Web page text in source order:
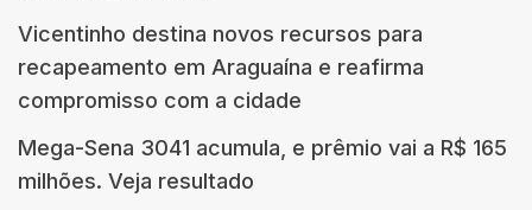
Vicentinho destina novos recursos para
recapeamento em Araguaína e reafirma
compromisso com a cidade
Mega-Sena 3041 acumula, e prêmio vai a R$ 165
milhões. Veja resultado